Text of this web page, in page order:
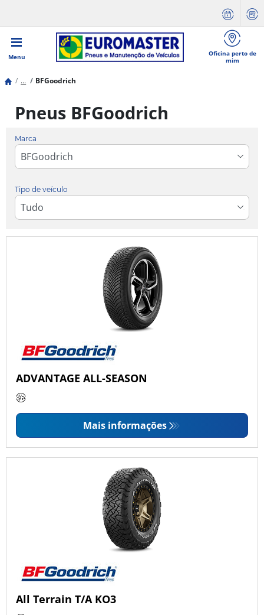
Menu
Oficina perto de
mim
... BFGoodrich
Pneus BFGoodrich
Marca
Tipo de veículo
ADVANTAGE ALL-SEASON
Mais informações
All Terrain T/A KO3